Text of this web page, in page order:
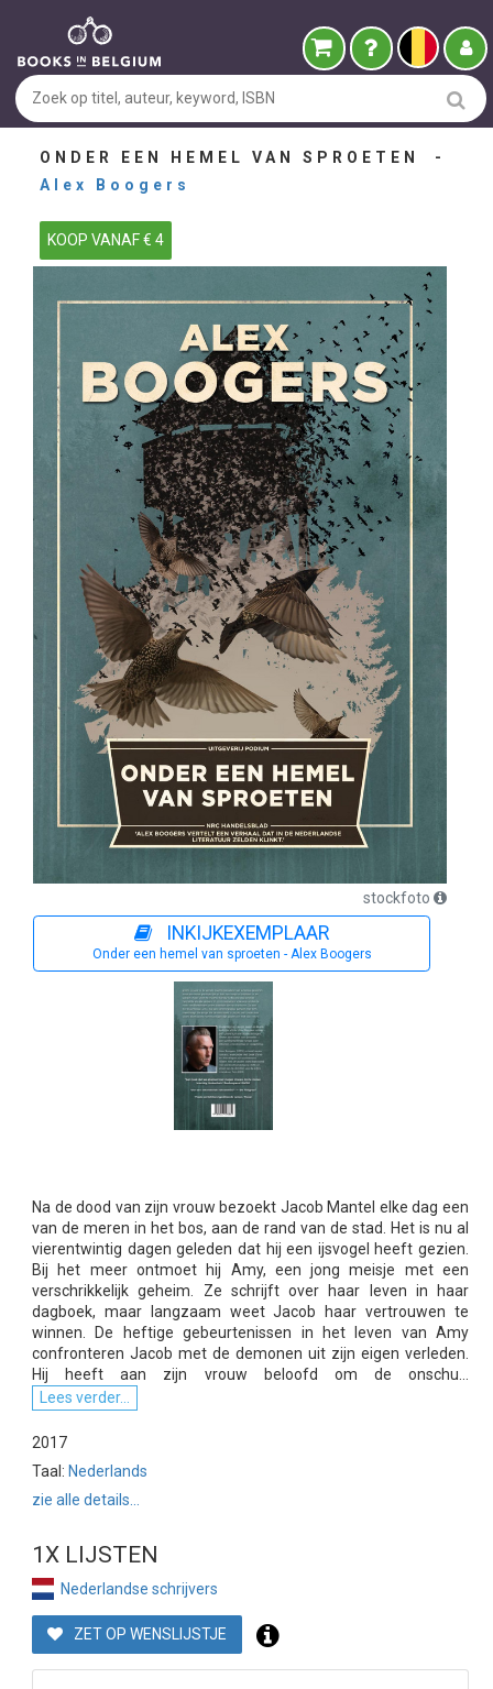
ONDER EEN HEMEL VAN SPROETEN -
Alex Boogers
KOOP VANAF € 4
stockfoto
INKIJKEXEMPLAAR
Onder een hemel van sproeten - Alex Boogers
Na de dood van zijn vrouw bezoekt Jacob Mantel elke dag een
van de meren in het bos, aan de rand van de stad. Het is nu al
vierentwintig dagen geleden dat hij een ijsvogel heeft gezien.
Bij het meer ontmoet hij Amy, een jong meisje met een
verschrikkelijk geheim. Ze schrijft over haar leven in haar
dagboek, maar langzaam weet Jacob haar vertrouwen te
winnen. De heftige gebeurtenissen in het leven van Amy
confronteren Jacob met de demonen uit zijn eigen verleden.
Hij heeft aan zijn vrouw beloofd om de onschu...
Lees verder...
2017
Taal: Nederlands
zie alle details...
1X LIJSTEN
Nederlandse schrijvers
ZET OP WENSLIJSTJE